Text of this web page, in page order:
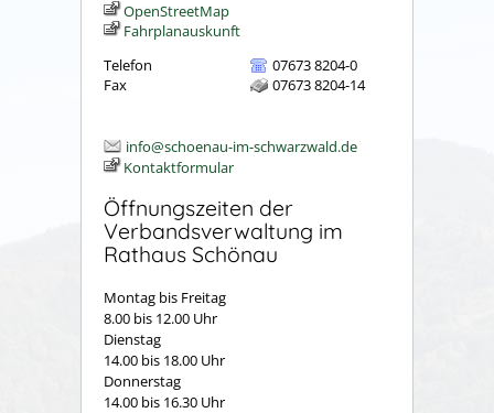
OpenStreetMap
Fahrplanauskunft
Telefon
07673 8204-0
Fax
07673 8204-14
info@schoenau-im-schwarzwald.de
Kontaktformular
Öffnungszeiten der
Verbandsverwaltung im
Rathaus Schönau
Montag bis Freitag
8.00 bis 12.00 Uhr
Dienstag
14.00 bis 18.00 Uhr
Donnerstag
14.00 bis 16.30 Uhr